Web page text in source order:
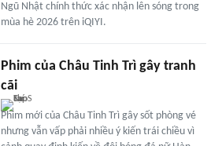
Ngũ Nhật chính thức xác nhận lên sóng trong
mùa hè 2026 trên iQIYI.
Phim của Châu Tinh Trì gây tranh
cãi
Phim mới của Châu Tinh Trì gây sốt phòng vé
nhưng vẫn vấp phải nhiều ý kiến trái chiều vì